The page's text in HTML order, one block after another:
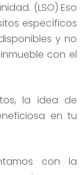
(LSO) Eso
específicos
y no
con el
la idea de
en tu
con la